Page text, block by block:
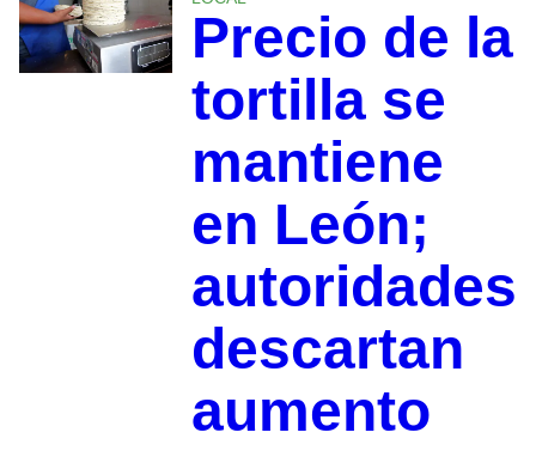
Precio de la
tortilla se
mantiene
en León;
autoridades
descartan
aumento